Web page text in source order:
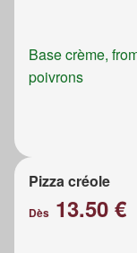
Base crème,
poivrons
Pizza créole
Dès 13.50 €